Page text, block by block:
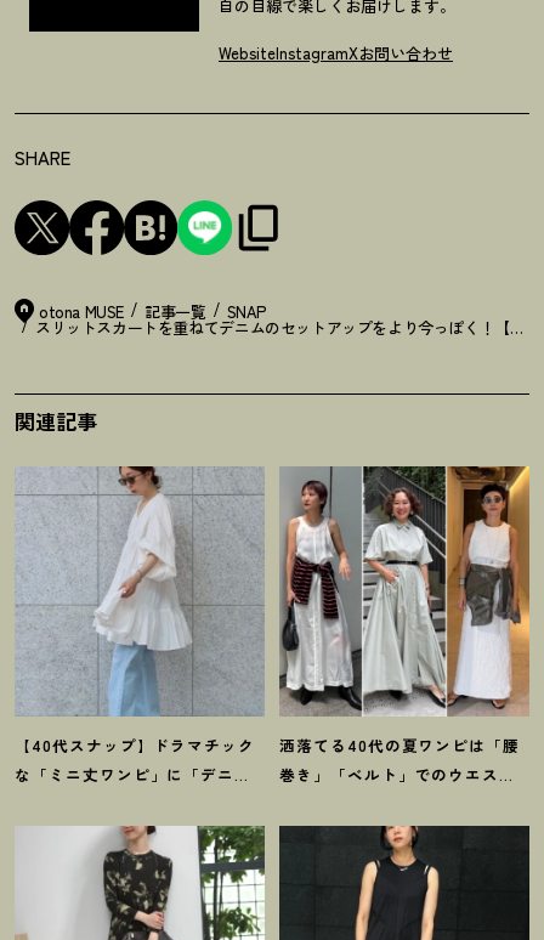
WebsiteInstagramXお問い合わせ
SHARE
otona MUSE 記事一覧 SNAP
スリットスカートを重ねてデニムのセットアップをより今っぽく ！ 【
関連記事
【40代スナップ】ドラマチック
な「ミニ丈ワンピ」に「デニ
夏紀さん
洒落てる40代の夏ワンピは「腰
巻き」「ベルト」でのウエスト